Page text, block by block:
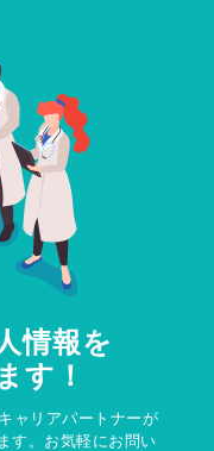
情報を
す！
ャリアパートナーが
す。お気軽にお問い